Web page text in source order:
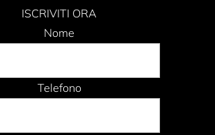
ISCRIVITI ORA
Nome
Telefono